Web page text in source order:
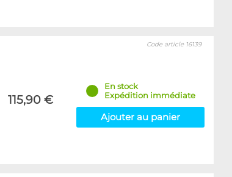
115,90 €
Code article 16139
En stock
Expédition immédiate
Ajouter au panier